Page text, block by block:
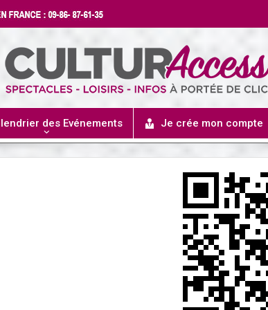
des Evénements Je crée mon compte